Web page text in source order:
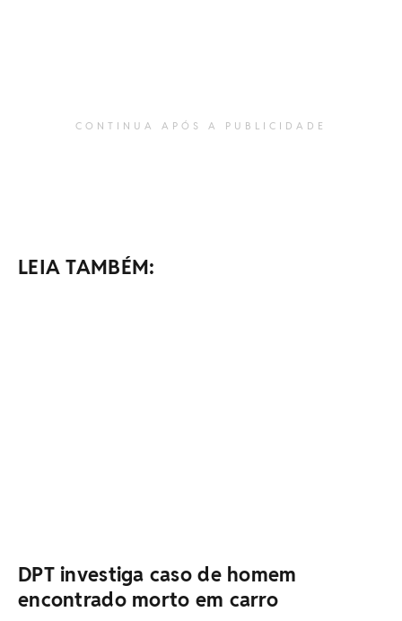
CONTINUA APÓS A PUBLICIDADE
LEIA TAMBÉM:
DPT investiga caso de homem
encontrado morto em carro